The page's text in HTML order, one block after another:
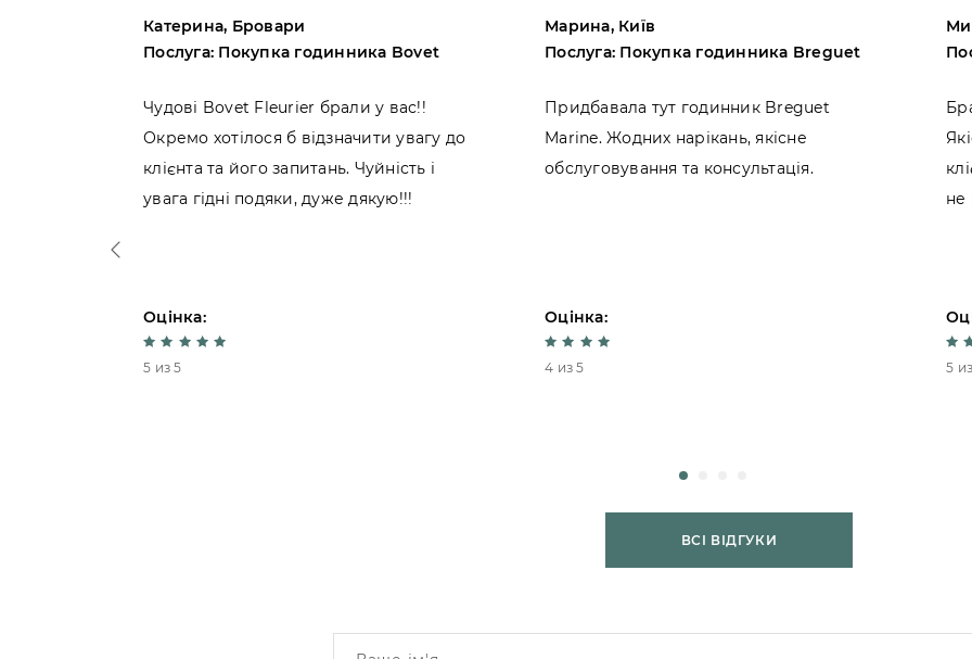
Катерина, Бровари
Послуга: Покупка годинника Bovet
Чудові Bovet Fleurier брали у вас!!
Окремо хотілося б відзначити увагу до
клієнта та його запитань. Чуйність і
увага гідні подяки, дуже дякую!!!
Оцінка:
5 из 5
Марина, Київ
Послуга: Покупка годинника Breguet
Придбавала тут годинник Breguet
Marine. Жодних нарікань, якісне
обслуговування та консультація.
Оцінка:
4 из 5
не
5
ВСІ ВІДГУКИ